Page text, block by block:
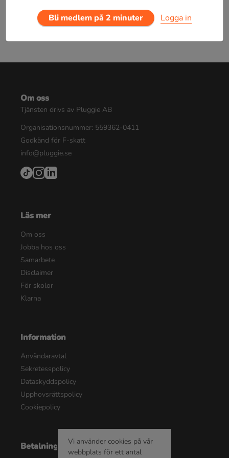
Bli medlem på 2 minuter Logga in
Om oss
Tjänsten drivs av Pluggie AB
Organisationsnummer: 559362-0411
Godkänd för F-skatt
info@pluggie.se
Läs mer
Om oss
Jobba hos oss
Samarbete
Disclaimer
För skolor
Klarna
Information
Användaravtal
Sekretesspolicy
Dataskyddspolicy
Upphovsrättspolicy
Cookiepolicy
BetalningsalternativVi använder cookies på vår
webbplats för ett antal